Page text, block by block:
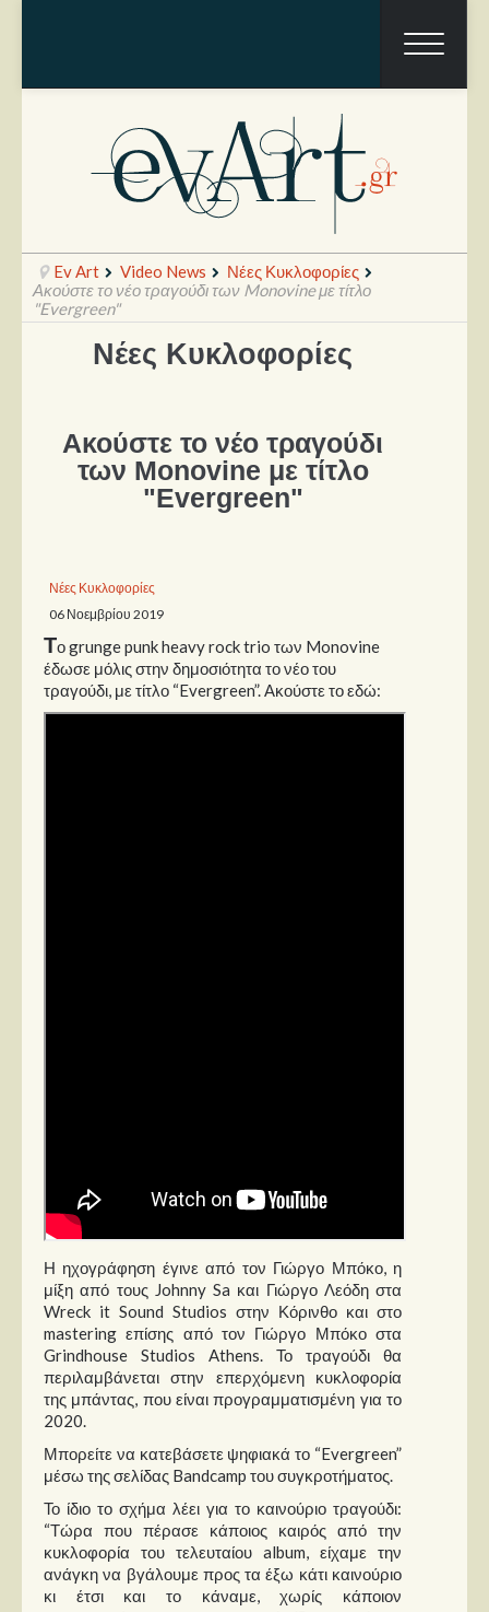
Ραπόρτο
Θέατρο
Συνεντεύξεις
Δίσκοι
Σειρές
Ταινίες
Βιβλία
Video News
Ev Art Video News
Νέες Κυκλοφορίες
Ακούστε το νέο τραγούδι των Monovine με τίτλο
"Evergreen"
Νέες Κυκλοφορίες
Ακούστε το νέο τραγούδι
των Monovine με τίτλο
"Evergreen"
Νέες Κυκλοφορίες
06 Νοεμβρίου 2019
Το grunge punk heavy rock trio των Monovine
έδωσε μόλις στην δημοσιότητα το νέο του
τραγούδι, με τίτλο “Evergreen”. Ακούστε το εδώ:
Η ηχογράφηση έγινε από τον Γιώργο Μπόκο, η
μίξη από τους Johnny Sa και Γιώργο Λεόδη στα
Wreck it Sound Studios στην Κόρινθο και στο
mastering επίσης από τον Γιώργο Μπόκο στα
Grindhouse Studios Athens. Το τραγούδι θα
περιλαμβάνεται στην επερχόμενη κυκλοφορία
της μπάντας, που είναι προγραμματισμένη για το
2020.
Μπορείτε να κατεβάσετε ψηφιακά το “Evergreen”
μέσω της σελίδας Bandcamp του συγκροτήματος.
Το ίδιο το σχήμα λέει για το καινούριο τραγούδι:
“Τώρα που πέρασε κάποιος καιρός από την
κυκλοφορία του τελευταίου album, είχαμε την
ανάγκη να βγάλουμε προς τα έξω κάτι καινούριο
κι έτσι και το κάναμε, χωρίς κάποιον